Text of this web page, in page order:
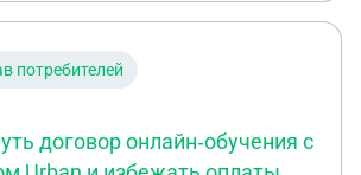
с различными источниками, я
было отстаивать свои права и
хочу подать в суд вопрос, что
потребителей
договор онлайн‑обучения с